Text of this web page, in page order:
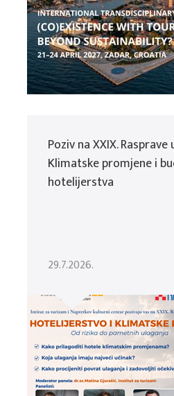
Poziv na XXIX.
Klimatske promjene i
hotelijerstva
29.7.2026.